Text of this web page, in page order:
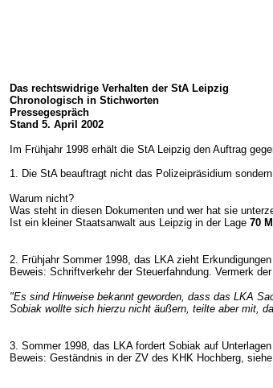
Das rechtswidrige Verhalten der StA Leipzig
Chronologisch in Stichworten
Pressegespräch
Stand 5. April 2002
Im Frühjahr 1998 erhält die StA Leipzig den Auftrag
1. Die StA beauftragt nicht das Polizeipräsidium
Warum nicht?
Was steht in diesen Dokumenten und wer hat sie
Ist ein kleiner Staatsanwalt aus Leipzig in der Lage 70
2. Frühjahr Sommer 1998, das LKA zieht
Beweis: Schriftverkehr der Steuerfahndung. Vermerk
"Es sind Hinweise bekannt geworden, dass das LKA
Sobiak wollte sich hierzu nicht äußern, teilte aber mit,
3. Sommer 1998, das LKA fordert Sobiak auf
Beweis: Geständnis in der ZV des KHK Hochberg,